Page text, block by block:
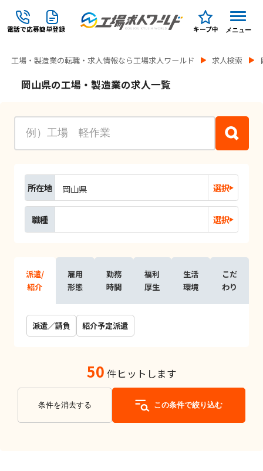
電話で応募簡単登録 キープ中 メニュー
工場・製造業の転職・求人情報なら工場求人ワールド 求人検索
岡山県の工場・製造業の求人一覧
所在地 岡山県 選択
職種 選択
派遣/
紹介
雇用
形態
勤務
時間
福利
厚生
生活
環境
こだ
わり
派遣／請負 紹介予定派遣
50 件ヒットします
条件を消去する この条件で絞り込む